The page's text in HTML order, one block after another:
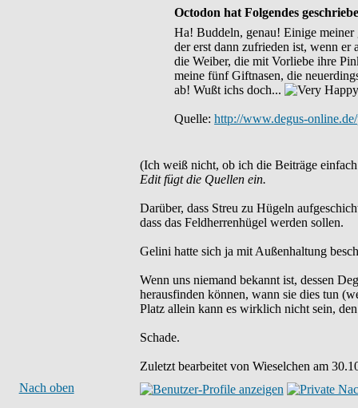
Octodon hat Folgendes
Ha! Buddeln, genau! Einige
der erst dann zufrieden ist, wenn er
die Weiber, die mit Vorliebe ihre
meine fünf Giftnasen, die
ab! Wußt ichs doch...
Quelle:http://www.degus-
(Ich weiß nicht, ob ich die Beiträge
Edit fügt die Quellen ein.
Darüber, dass Streu zu Hügeln
dass das Feldherrenhügel werden sollen.
Gelini hatte sich ja mit Außenhaltung
Wenn uns niemand bekannt ist, dessen
herausfinden können, wann sie dies tun
Platz allein kann es wirklich nicht sein,
Schade.
Zuletzt bearbeitet von Wieselchen am
Nach oben